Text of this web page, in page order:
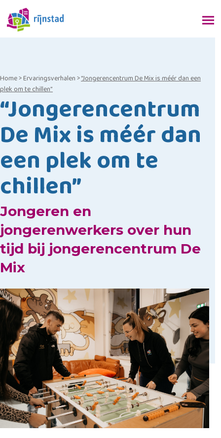
Home>Ervaringsverhalen>“Jongerencentrum De Mix is méér dan een
plek om te chillen”
“Jongerencentrum
De Mix is méér dan
een plek om te
chillen”
Jongeren en
jongerenwerkers over hun
tijd bij jongerencentrum De
Mix